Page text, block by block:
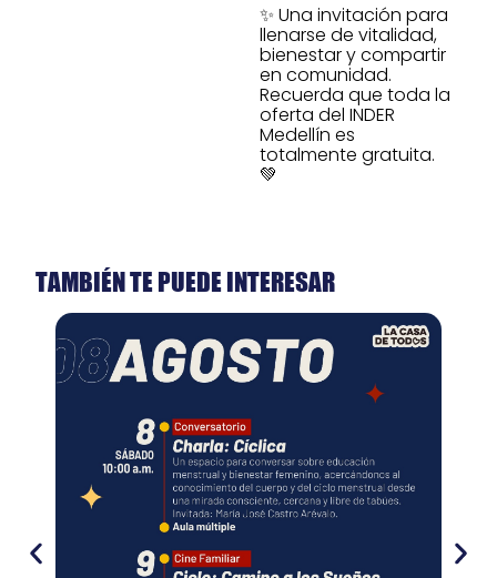
✨ Una invitación para
llenarse de vitalidad,
bienestar y compartir
en comunidad.
Recuerda que toda la
oferta del INDER
Medellín es
totalmente gratuita.
💚
TAMBIÉN TE PUEDE INTERESAR